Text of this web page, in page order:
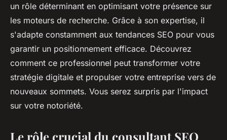
un rôle déterminant en optimisant votre présence sur
les moteurs de recherche. Grâce à son expertise, il
s'adapte constamment aux tendances SEO pour vous
garantir un positionnement efficace. Découvrez
comment ce professionnel peut transformer votre
stratégie digitale et propulser votre entreprise vers de
nouveaux sommets. Vous serez surpris par l'impact
sur votre notoriété.
Le rôle crucial du consultant SEO